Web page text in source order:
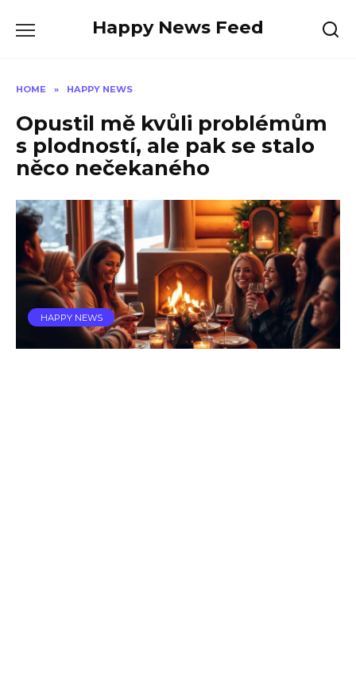
Happy News Feed
HOME » HAPPY NEWS
Opustil mě kvůli problémům
s plodností, ale pak se stalo
něco nečekaného
HAPPY NEWS